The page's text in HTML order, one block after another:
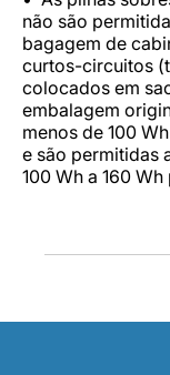
não são
bagagem de
curtos-circuitos
colocados em
embalagem
menos de 100
e são permitidas
100 Wh a 160